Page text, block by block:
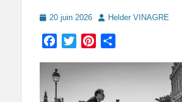
Posted
20 juin 2026 AuthorHelder VINAGRE
Facebook
TwitterPinterest